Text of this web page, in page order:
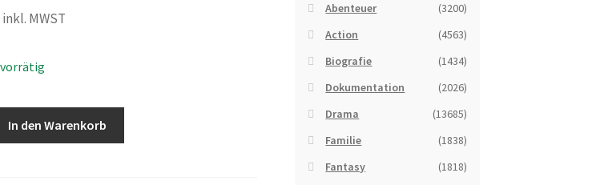
inkl. MWST
In den Warenkorb
Abenteuer
(3200)
Action
(4563)
Biografie
(1434)
Dokumentation
(2026)
Drama
(13685)
Familie
(1838)
Fantasy
(1818)